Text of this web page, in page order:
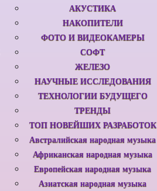
АКУСТИКА
НАКОПИТЕЛИ
ФОТО И ВИДЕОКАМЕРЫ
СОФТ
ЖЕЛЕЗО
НАУЧНЫЕ ИССЛЕДОВАНИЯ
ТЕХНОЛОГИИ БУДУЩЕГО
ТРЕНДЫ
ТОП НОВЕЙШИХ РАЗРАБОТОК
Австралийская народная музыка
Африканская народная музыка
Европейская народная музыка
Азиатская народная музыка